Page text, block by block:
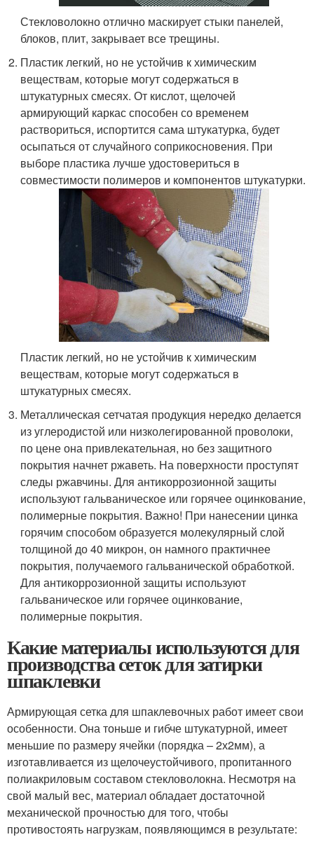
Стекловолокно отлично маскирует стыки панелей,
блоков, плит, закрывает все трещины.
Пластик легкий, но не устойчив к химическим
веществам, которые могут содержаться в
штукатурных смесях. От кислот, щелочей
армирующий каркас способен со временем
раствориться, испортится сама штукатурка, будет
осыпаться от случайного соприкосновения. При
выборе пластика лучше удостовериться в
совместимости полимеров и компонентов штукатурки.
Пластик легкий, но не устойчив к химическим
веществам, которые могут содержаться в
штукатурных смесях.
Металлическая сетчатая продукция нередко делается
из углеродистой или низколегированной проволоки,
по цене она привлекательная, но без защитного
покрытия начнет ржаветь. На поверхности проступят
следы ржавчины. Для антикоррозионной защиты
используют гальваническое или горячее оцинкование,
полимерные покрытия. Важно! При нанесении цинка
горячим способом образуется молекулярный слой
толщиной до 40 микрон, он намного практичнее
покрытия, получаемого гальванической обработкой.
Для антикоррозионной защиты используют
гальваническое или горячее оцинкование,
полимерные покрытия.
Какие материалы используются для
производства сеток для затирки
шпаклевки
Армирующая сетка для шпаклевочных работ имеет свои
особенности. Она тоньше и гибче штукатурной, имеет
меньшие по размеру ячейки (порядка – 2х2мм), а
изготавливается из щелочеустойчивого, пропитанного
полиакриловым составом стекловолокна. Несмотря на
свой малый вес, материал обладает достаточной
механической прочностью для того, чтобы
противостоять нагрузкам, появляющимся в результате: